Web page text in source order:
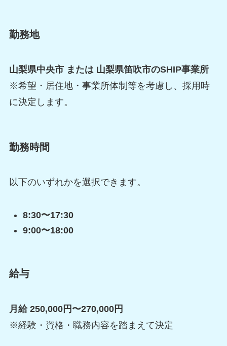
勤務地
山梨県中央市 または 山梨県笛吹市のSHIP事業所
※希望・居住地・事業所体制等を考慮し、採用時
に決定します。
勤務時間
以下のいずれかを選択できます。
8:30〜17:30
9:00〜18:00
給与
月給 250,000円〜270,000円
※経験・資格・職務内容を踏まえて決定